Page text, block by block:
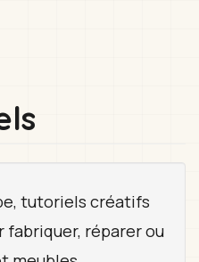
tutoriels créatifs
fabriquer, réparer ou